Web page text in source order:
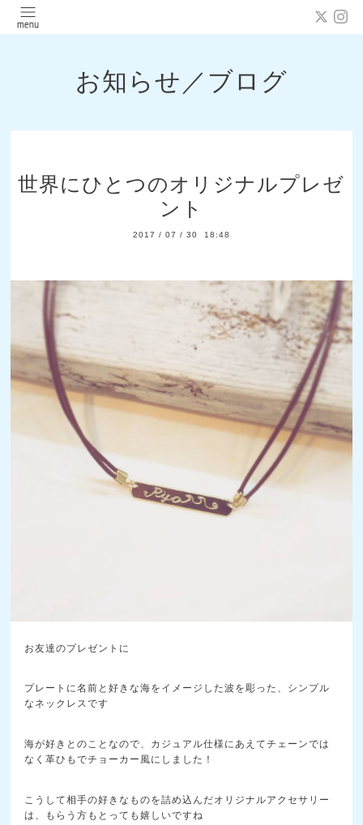
お知らせ／ブログ
世界にひとつのオリジナルプレゼ
ント
2017 / 07 / 30 18:48
お友達のプレゼントに
プレートに名前と好きな海をイメージした波を彫った、シンプル
なネックレスです
海が好きとのことなので、カジュアル仕様にあえてチェーンでは
なく革ひもでチョーカー風にしました！
こうして相手の好きなものを詰め込んだオリジナルアクセサリー
は、もらう方もとっても嬉しいですね